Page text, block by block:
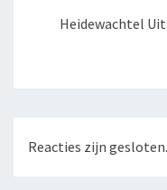
Heidewachtel
Reacties zijn gesloten.